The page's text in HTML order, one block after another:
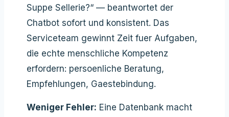
Suppe Sellerie?“ — beantwortet der
Chatbot sofort und konsistent. Das
Serviceteam gewinnt Zeit fuer Aufgaben,
die echte menschliche Kompetenz
erfordern: persoenliche Beratung,
Empfehlungen, Gaestebindung.
Weniger Fehler: Eine Datenbank macht